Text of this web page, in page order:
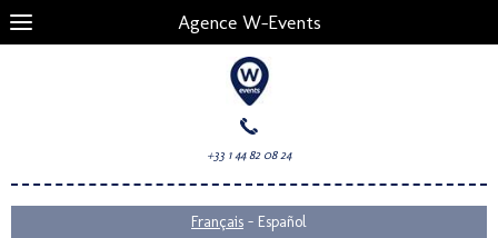
Agence W-Events
+33 1 44 82 08 24
Français - Español